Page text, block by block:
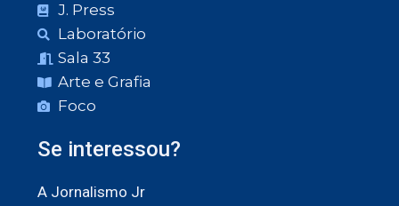
J. Press
Laboratório
Sala 33
Arte e Grafia
Foco
Se interessou?
A Jornalismo Jr